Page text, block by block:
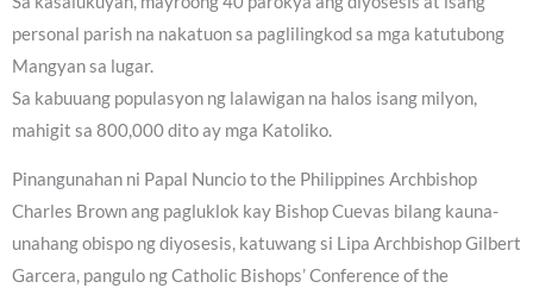
personal parish na nakatuon sa paglilingkod sa mga katutubong
Mangyan sa lugar.
Sa kabuuang populasyon ng lalawigan na halos isang milyon,
mahigit sa 800,000 dito ay mga Katoliko.
Pinangunahan ni Papal Nuncio to the Philippines Archbishop
Charles Brown ang pagluklok kay Bishop Cuevas bilang kauna-
unahang obispo ng diyosesis, katuwang si Lipa Archbishop Gilbert
Garcera, pangulo ng Catholic Bishops’ Conference of the